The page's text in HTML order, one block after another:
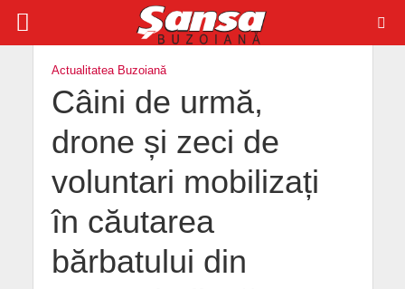
Actualitatea Buzoiană
Câini de urmă,
drone și zeci de
voluntari mobilizați
în căutarea
bărbatului din